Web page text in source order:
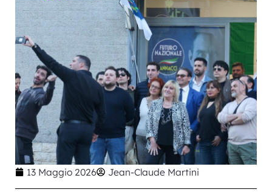
13 Maggio 2026 Jean-Claude Martini